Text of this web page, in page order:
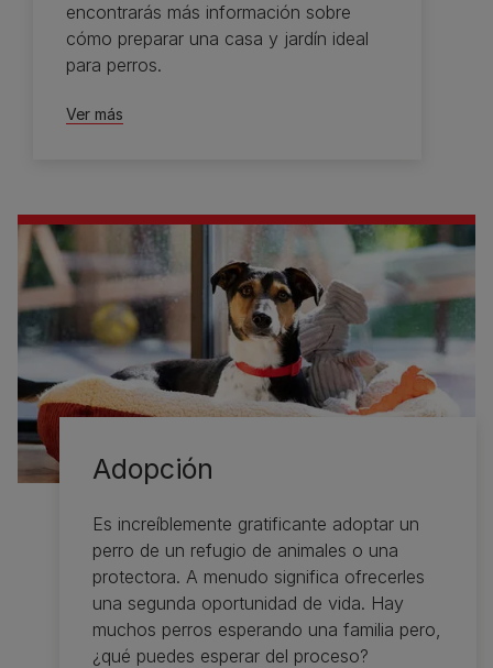
encontrarás más información sobre
cómo preparar una casa y jardín ideal
para perros.
Ver más
Adopción
Es increíblemente gratificante adoptar un
perro de un refugio de animales o una
protectora. A menudo significa ofrecerles
una segunda oportunidad de vida. Hay
muchos perros esperando una familia pero,
¿qué puedes esperar del proceso?